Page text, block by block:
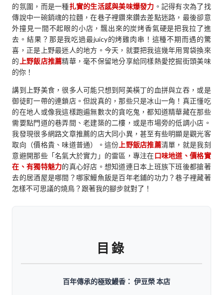
的氛圍，而是一種扎實的生活感與美味爆發力 。記得有次為了找
傳說中一碗銷魂的拉麵，在巷子裡鑽來鑽去差點迷路，最後卻意
外撞見一間不起眼的小店，飄出來的炭烤香氣硬是把我拉了進
去。結果？那是我吃過最juicy的烤雞肉串！這種不期而遇的驚
喜，正是上野最迷人的地方。今天，就要把我這幾年用胃袋換來
的 上野飯店推薦精華，毫不保留地分享給同樣熱愛挖掘街頭美味
的你！
講到上野美食，很多人可能只想到阿美橫丁的血拼與立吞，或是
御徒町一帶的連鎖店。但說真的，那些只是冰山一角！真正懂吃
的在地人或像我這樣跑遍無數次的貪吃鬼，都知道精華藏在那些
需要點門道的巷弄間、老建築的二樓，或是市場旁的低調小店。
我發現很多網路文章推薦的店大同小異，甚至有些明顯是觀光客
取向（價格貴、味道普通）。這份 上野飯店推薦清單，就是我刻
意避開那些「名氣大於實力」的雷區，專注在口味地道、價格實
在、有獨特魅力的真心好店。想知道連日本上班族下班後都搶著
去的居酒屋是哪間？哪家鰻魚飯是百年老鋪的功力？巷子裡藏著
怎樣不可思議的燒鳥？跟著我的腳步就對了！
目錄
百年傳承的極致鰻香： 伊豆榮 本店